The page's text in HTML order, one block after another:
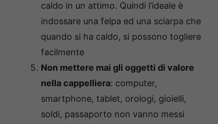
caldo in un attimo. Quindi l’ideale è
indossare una felpa ed una sciarpa che
quando si ha caldo, si possono togliere
facilmente
Non mettere mai gli oggetti di valore
nella cappelliera: computer,
smartphone, tablet, orologi, gioielli,
soldi, passaporto non vanno messi